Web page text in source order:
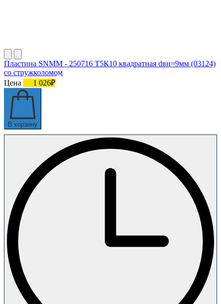
Пластина SNMM - 250716 Т5К10 квадратная dвн=9мм (03124)
со стружколомом
Цена
1 026₽
В корзину